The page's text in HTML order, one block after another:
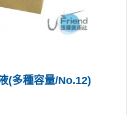
(多種容量/No.12)